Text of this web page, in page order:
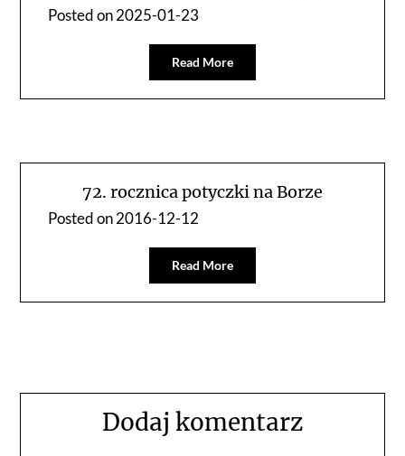
Posted on2025-01-23
Read More
72. rocznica potyczki na Borze
Posted on2016-12-12
Read More
Dodaj komentarz